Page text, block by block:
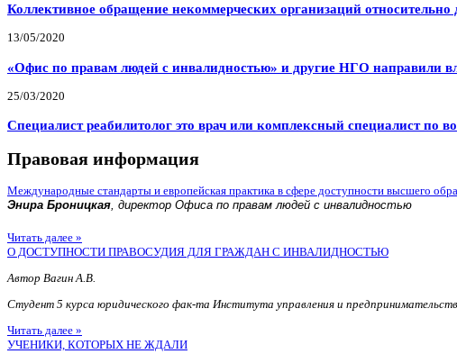
Коллективное обращение некоммерческих организаций
13/05/2020
«Офис по правам людей с инвалидностью» и другие НГО направили
25/03/2020
Специалист реабилитолог это врач или комплексный специалист по
Правовая информация
Международные стандарты и европейская практика в сфере доступности высшего
Энира Броницкая, директор Офиса по правам людей с инвалидностью
Читать далее »
О ДОСТУПНОСТИ ПРАВОСУДИЯ ДЛЯ ГРАЖДАН С ИНВАЛИДНОСТЬЮ
Автор Вагин А.В.
Студент 5 курса юридического фак-та Института управления и
Читать далее »
УЧЕНИКИ, КОТОРЫХ НЕ ЖДАЛИ